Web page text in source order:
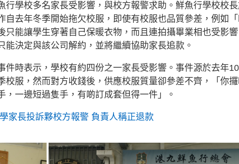
a
i
n
e
u
e
-
i
n
-
r
e
行學校多名家長受影響，與校方報警求助。鮮魚行學校校
自去年冬季開始拖欠校服，即使有校服也品質參差，例如
能讓學生穿著自己保暖衣物，而且連拍攝畢業相也受影響
能決定與該公司解約，並將繼續協助家長追款。
件時表示，學校有約四份之一家長受影響。事件源於去年10
校服，然而對方收錢後，供應校服質量卻參差不齊，「你
一邊短過隻手，有啲訂成套但得一件」。
家長投訴夥校方報警 負責人稱正退款